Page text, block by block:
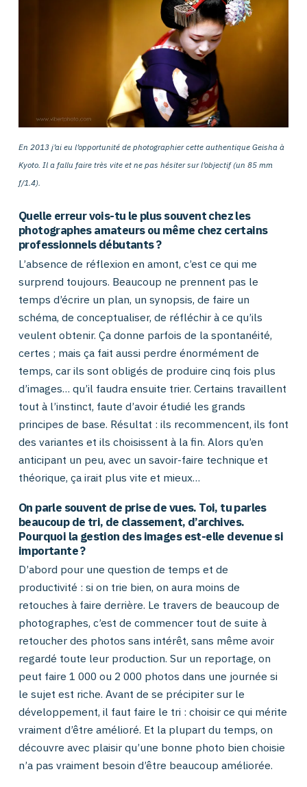
En 2013 j’ai eu l’opportunité de photographier cette authentique Geisha à
Kyoto. Il a fallu faire très vite et ne pas hésiter sur l’objectif (un 85 mm
f/1.4).
Quelle erreur vois-tu le plus souvent chez les
photographes amateurs ou même chez certains
professionnels débutants ?
L’absence de réflexion en amont, c’est ce qui me
surprend toujours. Beaucoup ne prennent pas le
temps d’écrire un plan, un synopsis, de faire un
schéma, de conceptualiser, de réfléchir à ce qu’ils
veulent obtenir. Ça donne parfois de la spontanéité,
certes ; mais ça fait aussi perdre énormément de
temps, car ils sont obligés de produire cinq fois plus
d’images… qu’il faudra ensuite trier. Certains travaillent
tout à l’instinct, faute d’avoir étudié les grands
principes de base. Résultat : ils recommencent, ils font
des variantes et ils choisissent à la fin. Alors qu’en
anticipant un peu, avec un savoir-faire technique et
théorique, ça irait plus vite et mieux…
On parle souvent de prise de vues. Toi, tu parles
beaucoup de tri, de classement, d’archives.
Pourquoi la gestion des images est-elle devenue si
importante ?
D’abord pour une question de temps et de
productivité : si on trie bien, on aura moins de
retouches à faire derrière. Le travers de beaucoup de
photographes, c’est de commencer tout de suite à
retoucher des photos sans intérêt, sans même avoir
regardé toute leur production. Sur un reportage, on
peut faire 1 000 ou 2 000 photos dans une journée si
le sujet est riche. Avant de se précipiter sur le
développement, il faut faire le tri : choisir ce qui mérite
vraiment d’être amélioré. Et la plupart du temps, on
découvre avec plaisir qu’une bonne photo bien choisie
n’a pas vraiment besoin d’être beaucoup améliorée.